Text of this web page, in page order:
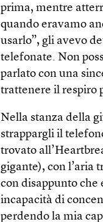
prima, mentre
quando eravamo
usarlo”, gli avevo
telefonate. Non
parlato con una
trattenere il respiro
Nella stanza della
strappargli il
trovato
gigante), con l’aria
con disappunto che
incapacità di
perdendo la mia